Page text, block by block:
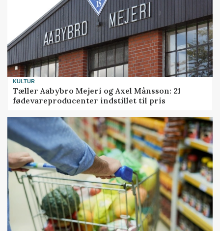
KULTUR
Tæller Aabybro Mejeri og Axel Månsson: 21
fødevareproducenter indstillet til pris